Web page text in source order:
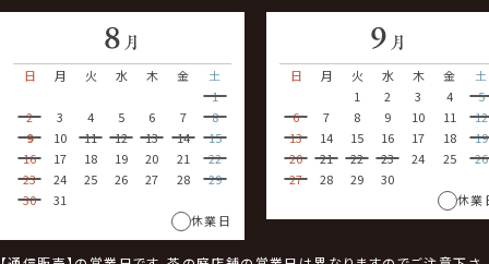
8 月
日
月 火 水 木 金
土
1
2
3 4 5 6 7
8
9
10 11 12 13 14
15
16
17 18 19 20 21
22
23
24 25 26 27 28
29
30
31
休業日
9 月
日
月 火 水 木 金
土
1
2 3 4
5
6
7 8 9 10 11
12
13
14 15 16 17 18
19
20
21 22 23 24 25
26
27
28 29
30
休業